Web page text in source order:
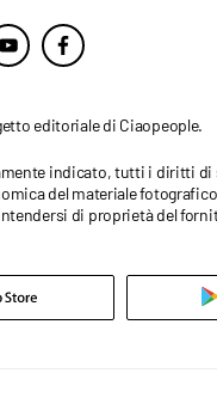
editoriale di Ciaopeople.
indicato, tutti i diritti
del materiale
di proprietà del